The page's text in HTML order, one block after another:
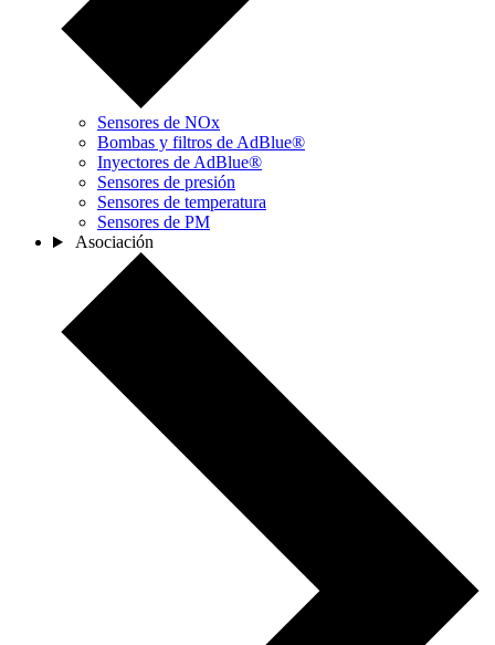
Sensores de NOx
Bombas y filtros de AdBlue®
Inyectores de AdBlue®
Sensores de presión
Sensores de temperatura
Sensores de PM
Asociación